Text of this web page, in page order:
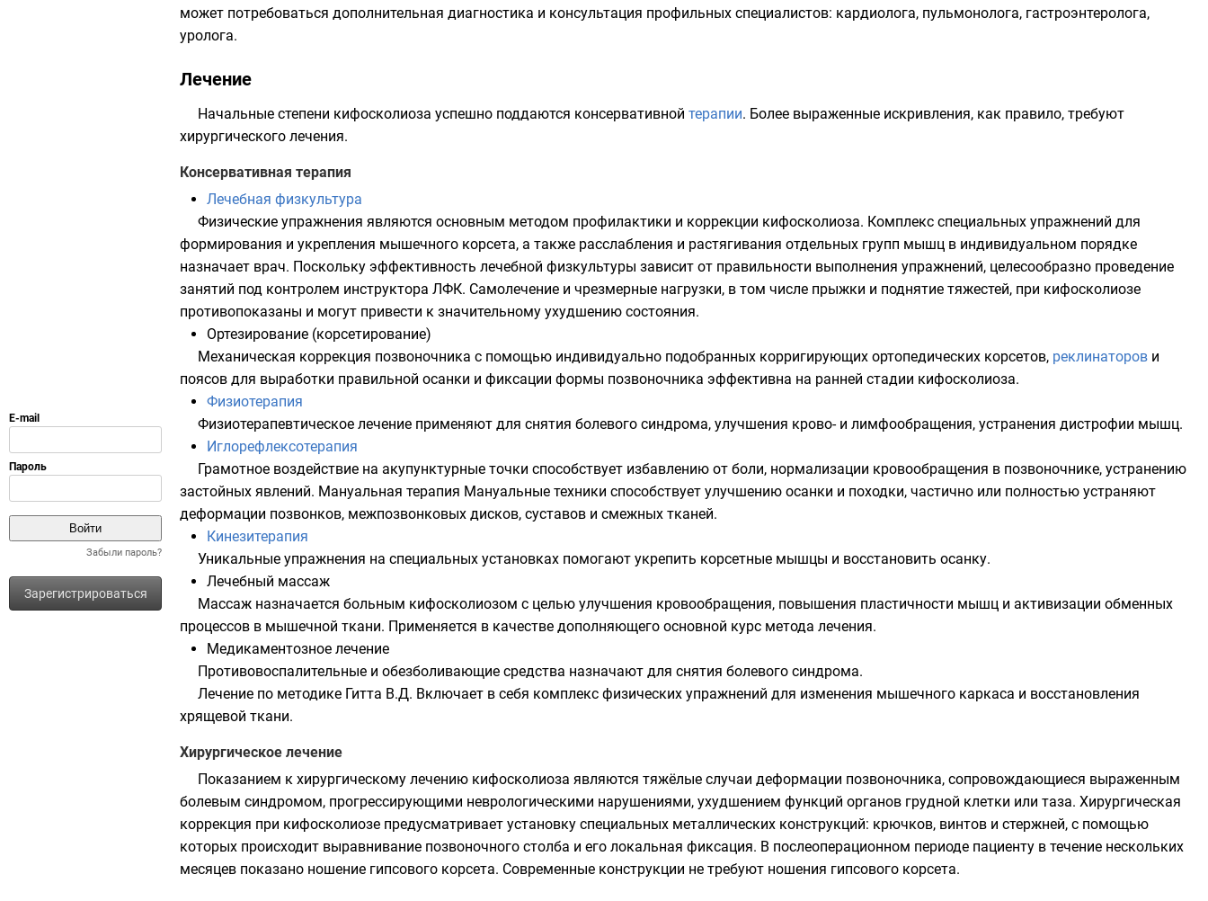
Забыли пароль?
Зарегистрироваться
может потребоваться дополнительная диагностика и консультация профильных специалистов: кардиолога, пульмонолога, гастроэнтеролога,
уролога.
Лечение
Начальные степени кифосколиоза успешно поддаются консервативной терапии. Более выраженные искривления, как правило, требуют
хирургического лечения.
Консервативная терапия
Лечебная физкультура
Физические упражнения являются основным методом профилактики и коррекции кифосколиоза. Комплекс специальных упражнений для
формирования и укрепления мышечного корсета, а также расслабления и растягивания отдельных групп мышц в индивидуальном порядке
назначает врач. Поскольку эффективность лечебной физкультуры зависит от правильности выполнения упражнений, целесообразно проведение
занятий под контролем инструктора ЛФК. Самолечение и чрезмерные нагрузки, в том числе прыжки и поднятие тяжестей, при кифосколиозе
противопоказаны и могут привести к значительному ухудшению состояния.
Ортезирование (корсетирование)
Механическая коррекция позвоночника с помощью индивидуально подобранных корригирующих ортопедических корсетов, реклинаторов и
поясов для выработки правильной осанки и фиксации формы позвоночника эффективна на ранней стадии кифосколиоза.
Физиотерапия
Физиотерапевтическое лечение применяют для снятия болевого синдрома, улучшения крово- и лимфообращения, устранения дистрофии мышц.
Иглорефлексотерапия
Грамотное воздействие на акупунктурные точки способствует избавлению от боли, нормализации кровообращения в позвоночнике, устранению
застойных явлений. Мануальная терапия Мануальные техники способствует улучшению осанки и походки, частично или полностью устраняют
деформации позвонков, межпозвонковых дисков, суставов и смежных тканей.
Кинезитерапия
Уникальные упражнения на специальных установках помогают укрепить корсетные мышцы и восстановить осанку.
Лечебный массаж
Массаж назначается больным кифосколиозом с целью улучшения кровообращения, повышения пластичности мышц и активизации обменных
процессов в мышечной ткани. Применяется в качестве дополняющего основной курс метода лечения.
Медикаментозное лечение
Противовоспалительные и обезболивающие средства назначают для снятия болевого синдрома.
Лечение по методике Гитта В.Д. Включает в себя комплекс физических упражнений для изменения мышечного каркаса и восстановления
хрящевой ткани.
Хирургическое лечение
Показанием к хирургическому лечению кифосколиоза являются тяжёлые случаи деформации позвоночника, сопровождающиеся выраженным
болевым синдромом, прогрессирующими неврологическими нарушениями, ухудшением функций органов грудной клетки или таза. Хирургическая
коррекция при кифосколиозе предусматривает установку специальных металлических конструкций: крючков, винтов и стержней, с помощью
которых происходит выравнивание позвоночного столба и его локальная фиксация. В послеоперационном периоде пациенту в течение нескольких
месяцев показано ношение гипсового корсета. Современные конструкции не требуют ношения гипсового корсета.